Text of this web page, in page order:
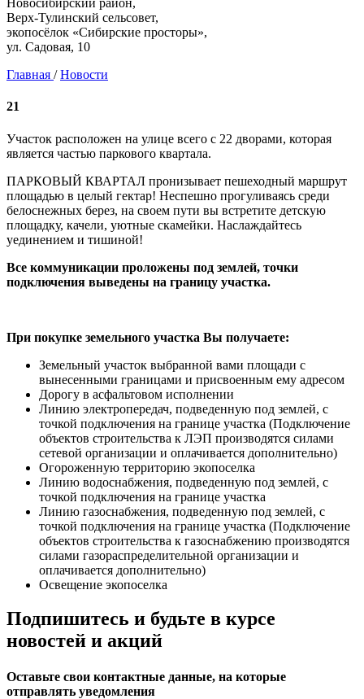
Новосибирский район,
Верх-Тулинский сельсовет,
экопосёлок «Сибирские просторы»,
ул. Садовая, 10
Главная / Новости
21
Участок расположен на улице всего с 22 дворами, которая
является частью паркового квартала.
ПАРКОВЫЙ КВАРТАЛ пронизывает пешеходный маршрут
площадью в целый гектар! Неспешно прогуливаясь среди
белоснежных берез, на своем пути вы встретите детскую
площадку, качели, уютные скамейки. Наслаждайтесь
уединением и тишиной!
Все коммуникации проложены под землей, точки
подключения выведены на границу участка.
При покупке земельного участка Вы получаете:
Земельный участок выбранной вами площади с
вынесенными границами и присвоенным ему адресом
Дорогу в асфальтовом исполнении
Линию электропередач, подведенную под землей, с
точкой подключения на границе участка (Подключение
объектов строительства к ЛЭП производятся силами
сетевой организации и оплачивается дополнительно)
Огороженную территорию экопоселка
Линию водоснабжения, подведенную под землей, с
точкой подключения на границе участка
Линию газоснабжения, подведенную под землей, с
точкой подключения на границе участка (Подключение
объектов строительства к газоснабжению производятся
силами газораспределительной организации и
оплачивается дополнительно)
Освещение экопоселка
Подпишитесь и будьте в курсе
новостей и акций
Оставьте свои контактные данные, на которые
отправлять уведомления